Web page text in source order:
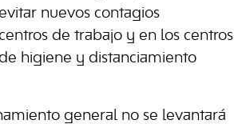
nuevos contagios
de trabajo y en los centros
higiene y distanciamiento
general no se levantará